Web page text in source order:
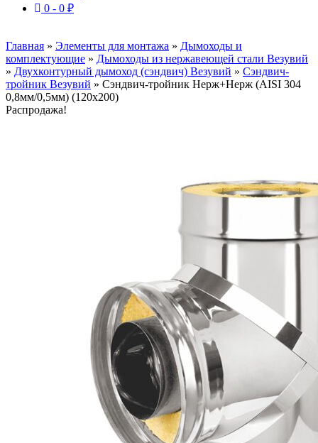
0 - 0 ₽
Главная » Элементы для монтажа » Дымоходы и
комплектующие » Дымоходы из нержавеющей стали Везувий
» Двухконтурный дымоход (сэндвич) Везувий » Сэндвич-
тройник Везувий » Сэндвич-тройник Нерж+Нерж (AISI 304
0,8мм/0,5мм) (120x200)
Распродажа!